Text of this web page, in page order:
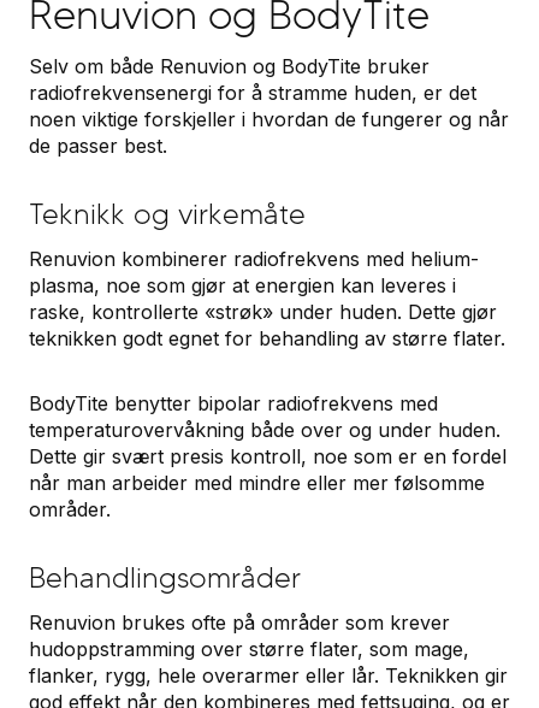
Renuvion og BodyTite
Selv om både Renuvion og BodyTite bruker
radiofrekvensenergi for å stramme huden, er det
noen viktige forskjeller i hvordan de fungerer og når
de passer best.
Teknikk og virkemåte
Renuvion kombinerer radiofrekvens med helium-
plasma, noe som gjør at energien kan leveres i
raske, kontrollerte «strøk» under huden. Dette gjør
teknikken godt egnet for behandling av større flater.
BodyTite benytter bipolar radiofrekvens med
temperaturovervåkning både over og under huden.
Dette gir svært presis kontroll, noe som er en fordel
når man arbeider med mindre eller mer følsomme
områder.
Behandlingsområder
Renuvion brukes ofte på områder som krever
hudoppstramming over større flater, som mage,
flanker, rygg, hele overarmer eller lår. Teknikken gir
god effekt når den kombineres med fettsuging, og er